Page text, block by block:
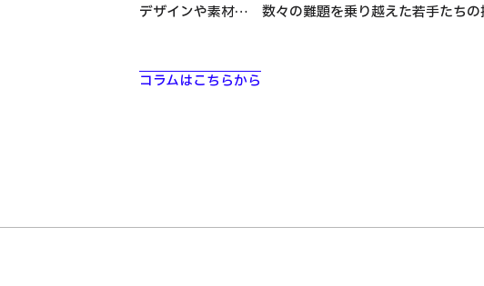
デザインや素材… 数々の難題を乗り越えた若手たちの
コラムはこちらから